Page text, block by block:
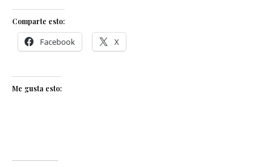
Comparte esto:
Facebook X
Me gusta esto: